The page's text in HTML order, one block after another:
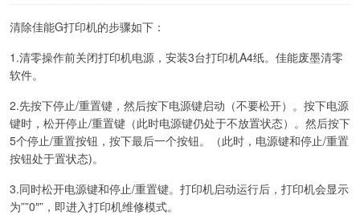
清除佳能G打印机的步骤如下：
1.清零操作前关闭打印机电源，安装3台打印机A4纸。佳能废墨清零
软件。
2.先按下停止/重置键，然后按下电源键启动（不要松开）。按下电源
键时，松开停止/重置键（此时电源键仍处于不放置状态）。然后按下
5个停止/重置按钮，按下最后一个按钮。（此时，电源键和停止/重置
按钮处于置状态)。
3.同时松开电源键和停止/重置键。打印机启动运行后，打印机会显示
为””0″”，即进入打印机维修模式。